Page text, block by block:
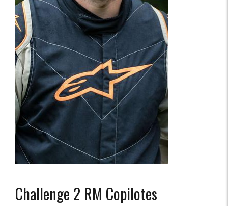
Challenge 2 RM Copilotes